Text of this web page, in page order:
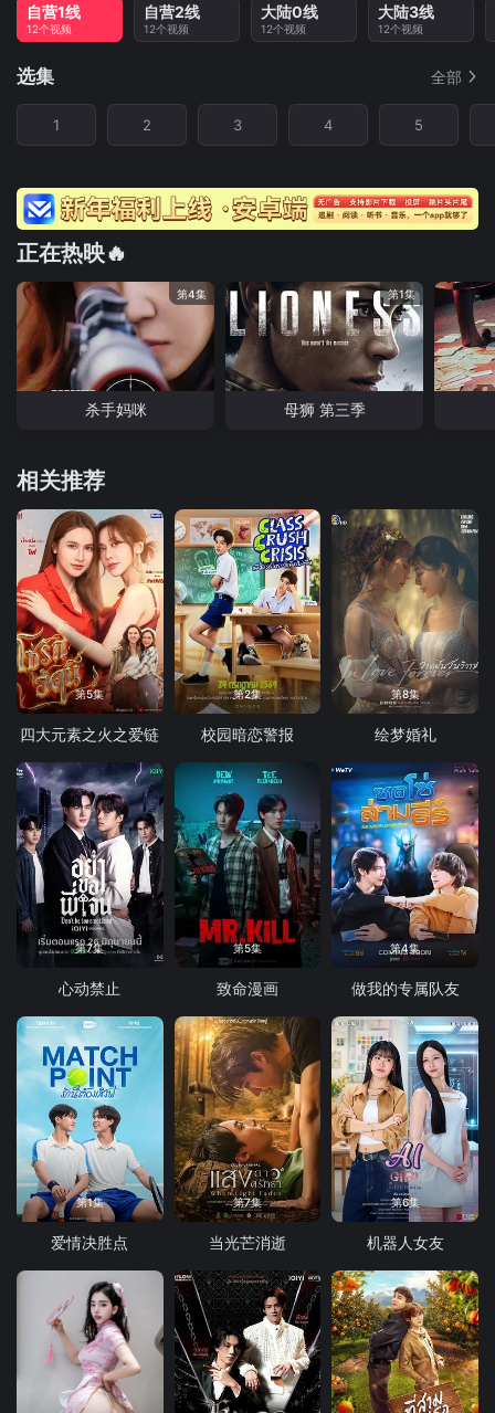
自营1线
12个视频
自营2线
12个视频
大陆0线
12个视频
大陆3线
12个视频
选集 全部
1 2 3 4 5
正在热映🔥
第4集
杀手妈咪
第1集
母狮 第三季
相关推荐
第5集
四大元素之火之爱链
第2集
校园暗恋警报
第8集
绘梦婚礼
第7集
心动禁止
第5集
致命漫画
第4集
做我的专属队友
第1集
爱情决胜点
第7集
当光芒消逝
第6集
机器人女友